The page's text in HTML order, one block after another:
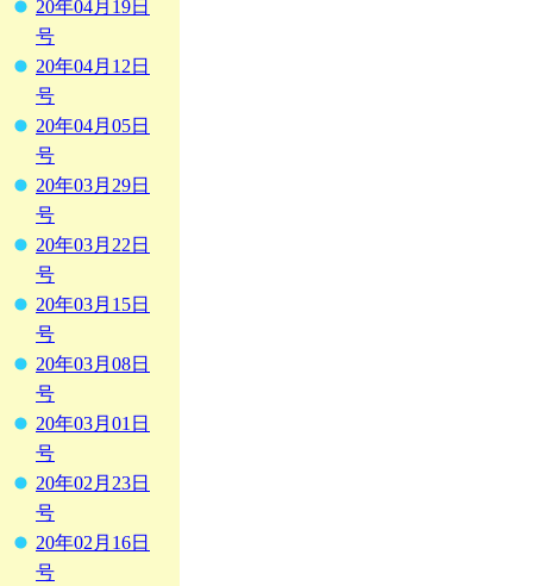
20年04月19日
号
20年04月12日
号
20年04月05日
号
20年03月29日
号
20年03月22日
号
20年03月15日
号
20年03月08日
号
20年03月01日
号
20年02月23日
号
20年02月16日
号